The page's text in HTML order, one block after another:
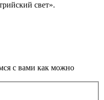
свет».
с вами как можно